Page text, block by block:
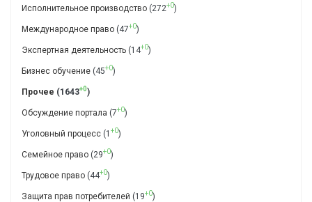
Исполнительное производство (272+0)
Международное право (47+0)
Экспертная деятельность (14+0)
Бизнес обучение (45+0)
Прочее (1643+0)
Обсуждение портала (7+0)
Уголовный процесс (1 +0)
Семейное право (29+0)
Трудовое право (44+0)
Защита прав потребителей (19+0)